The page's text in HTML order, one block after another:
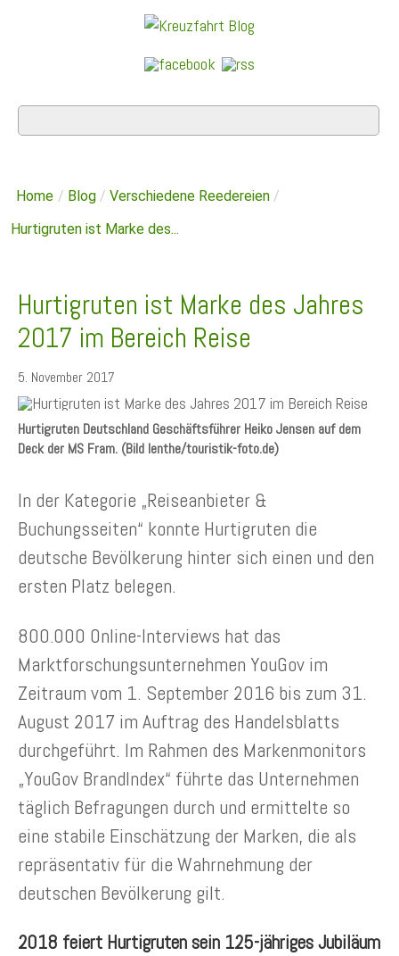
Home / Blog / Verschiedene Reedereien /
Hurtigruten ist Marke des...
Hurtigruten ist Marke des Jahres
2017 im Bereich Reise
5. November 2017
Hurtigruten Deutschland Geschäftsführer Heiko Jensen auf dem
Deck der MS Fram. (Bild lenthe/touristik-foto.de)
In der Kategorie „Reiseanbieter &
Buchungsseiten“ konnte Hurtigruten die
deutsche Bevölkerung hinter sich einen und den
ersten Platz belegen.
800.000 Online-Interviews hat das
Marktforschungsunternehmen YouGov im
Zeitraum vom 1. September 2016 bis zum 31.
August 2017 im Auftrag des Handelsblatts
durchgeführt. Im Rahmen des Markenmonitors
„YouGov BrandIndex“ führte das Unternehmen
täglich Befragungen durch und ermittelte so
eine stabile Einschätzung der Marken, die als
repräsentativ für die Wahrnehmung der
deutschen Bevölkerung gilt.
2018 feiert Hurtigruten sein 125-jähriges Jubiläum